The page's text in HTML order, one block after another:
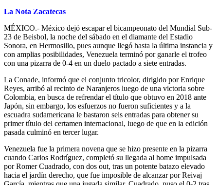
La Nota Zacatecas
MÉXICO.- México dejó escapar el bicampeonato del Mundial Sub-
23 de Beisbol, la noche del sábado en el diamante del Estadio
Sonora, en Hermosillo, pues aunque llegó hasta la última instancia y
con amplias posibilidades, Venezuela terminó por ganarle el trofeo
con una pizarra de 0-4 en un duelo pactado a siete entradas.
La Conade, informó que el conjunto tricolor, dirigido por Enrique
Reyes, arribó al recinto de Naranjeros luego de una victoria sobre
Colombia, en busca de refrendar el título que obtuvo en 2018 ante
Japón, sin embargo, los esfuerzos no fueron suficientes y a la
escuadra sudamericana le bastaron seis entradas para obtener su
primer título del certamen internacional, luego de que en la edición
pasada culminó en tercer lugar.
Venezuela fue la primera novena que se hizo presente en la pizarra
cuando Carlos Rodríguez, completó su llegada al home impulsada
por Romer Cuadrado, con dos out, tras un potente batazo elevado
hacia el jardín derecho, que fue imposible de alcanzar por Reivaj